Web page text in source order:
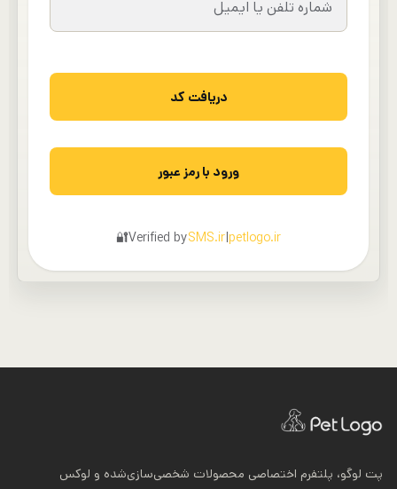
دریافت کد
ورود با رمز عبور
🔐Verified bySMS.ir|petlogo.ir
پت لوگو، پلتفرم اختصاصی محصولات شخصی‌سازی‌شده و لوکس